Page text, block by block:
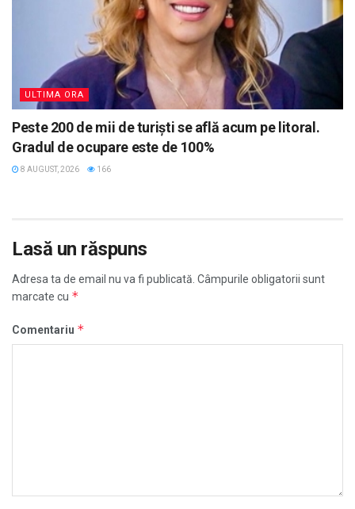
ULTIMA ORA
Peste 200 de mii de turiști se află acum pe litoral.
Gradul de ocupare este de 100%
8 AUGUST, 2026 166
Lasă un răspuns
Adresa ta de email nu va fi publicată. Câmpurile obligatorii sunt
marcate cu *
Comentariu *